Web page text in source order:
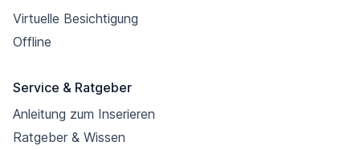
Virtuelle Besichtigung
Offline
Service & Ratgeber
Anleitung zum Inserieren
Ratgeber & Wissen